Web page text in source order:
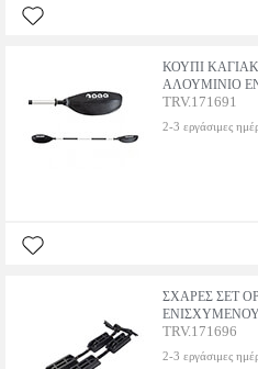
ΚΟΥΠΙ
ΑΛΟΥΜΙΝΙΟ
TRV.171691
2-3 εργάσιμες
ΣΧΑΡΕΣ ΣΕΤ
TRV.171696
2-3 εργάσιμες